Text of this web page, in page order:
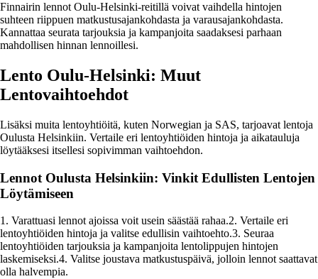
Finnairin lennot Oulu-Helsinki-reitillä voivat vaihdella hintojen
suhteen riippuen matkustusajankohdasta ja varausajankohdasta.
Kannattaa seurata tarjouksia ja kampanjoita saadaksesi parhaan
mahdollisen hinnan lennoillesi.
Lento Oulu-Helsinki: Muut
Lentovaihtoehdot
Lisäksi muita lentoyhtiöitä, kuten Norwegian ja SAS, tarjoavat lentoja
Oulusta Helsinkiin. Vertaile eri lentoyhtiöiden hintoja ja aikatauluja
löytääksesi itsellesi sopivimman vaihtoehdon.
Lennot Oulusta Helsinkiin: Vinkit Edullisten Lentojen
Löytämiseen
1. Varattuasi lennot ajoissa voit usein säästää rahaa.2. Vertaile eri
lentoyhtiöiden hintoja ja valitse edullisin vaihtoehto.3. Seuraa
lentoyhtiöiden tarjouksia ja kampanjoita lentolippujen hintojen
laskemiseksi.4. Valitse joustava matkustuspäivä, jolloin lennot saattavat
olla halvempia.